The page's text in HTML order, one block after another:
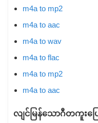
m4a to mp2
m4a to aac
m4a to wav
m4a to flac
m4a to mp2
m4a to aac
လျင်မြန်သောဂီတကူးပြ